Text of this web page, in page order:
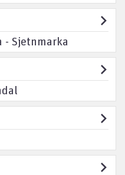
- Sjetnmarka